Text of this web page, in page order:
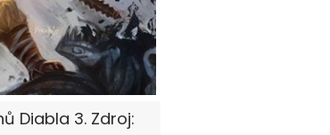
Diabla 3. Zdroj: